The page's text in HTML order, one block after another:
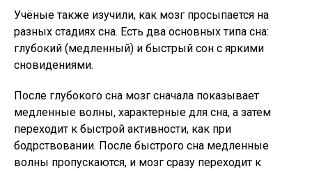
Учёные также изучили, как мозг просыпается на
разных стадиях сна. Есть два основных типа сна:
глубокий (медленный) и быстрый сон с яркими
сновидениями.
После глубокого сна мозг сначала показывает
медленные волны, характерные для сна, а затем
переходит к быстрой активности, как при
бодрствовании. После быстрого сна медленные
волны пропускаются, и мозг сразу переходит к